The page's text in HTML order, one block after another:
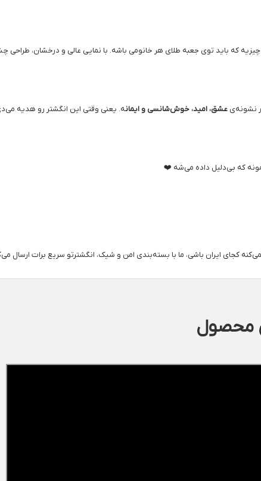
که باید توی جعبه طلای هر خانومی باشه. با نمایی عالی و درخشان، طراحی
نشونه‌ی عشق، امید، خوش‌شانسی و ایمانه. یعنی وقتی این انگشتر رو هدیه
که بی‌دلیل داده می‌شه ❤️
کجای ایران باشی، ما با بسته‌بندی امن و شیک، انگشترتو سریع برات ارسال
محصول